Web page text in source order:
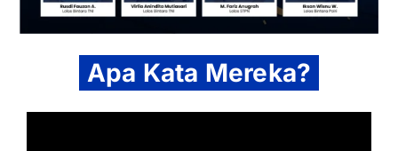
Apa Kata Mereka?